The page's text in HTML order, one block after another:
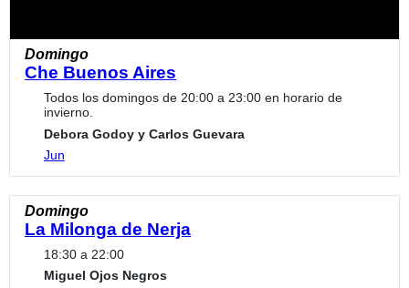
Domingo
Che Buenos Aires
Todos los domingos de 20:00 a 23:00 en horario de
invierno.
Debora Godoy y Carlos Guevara
Jun
Domingo
La Milonga de Nerja
18:30 a 22:00
Miguel Ojos Negros